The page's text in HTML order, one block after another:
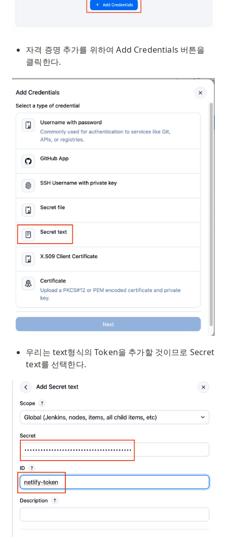
자격 증명 추가를 위하여 Add Credentials 버튼을
클릭한다.
우리는 text형식의 Token을 추가할 것이므로 Secret
text를 선택한다.